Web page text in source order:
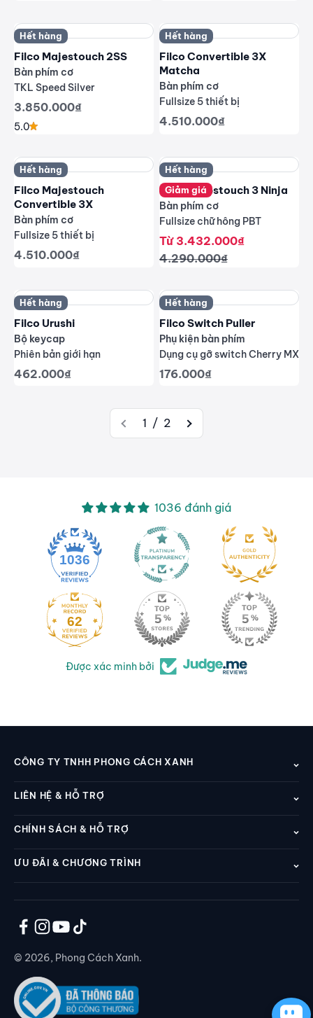
Hết hàng
Filco Majestouch 2SS
Bàn phím cơ
TKL Speed Silver
Giá giảm
3.850.000₫
5.0
Hết hàng
Filco Convertible 3X
Matcha
Bàn phím cơ
Fullsize 5 thiết bị
Giá giảm
4.510.000₫
Hết hàng
Filco Majestouch
Convertible 3X
Bàn phím cơ
Fullsize 5 thiết bị
Giá giảm
4.510.000₫
Hết hàng
Giảm giá
Filco Majestouch 3 Ninja
Bàn phím cơ
Fullsize chữ hông PBT
Giá giảm
Từ 3.432.000₫
Giá thông thường
4.290.000₫
Hết hàng
Filco Urushi
Bộ keycap
Phiên bản giới hạn
Giá giảm
462.000₫
Hết hàng
Filco Switch Puller
Phụ kiện bàn phím
Dụng cụ gỡ switch Cherry MX
Giá giảm
176.000₫
1 / 2
1036 đánh giá
1036
62
Được xác minh bởi
CÔNG TY TNHH PHONG CÁCH XANH
LIÊN HỆ & HỖ TRỢ
CHÍNH SÁCH & HỖ TRỢ
ƯU ĐÃI & CHƯƠNG TRÌNH
© 2026, Phong Cách Xanh.